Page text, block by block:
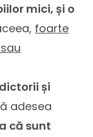
mici, și o
foarte
și
adesea
că sunt